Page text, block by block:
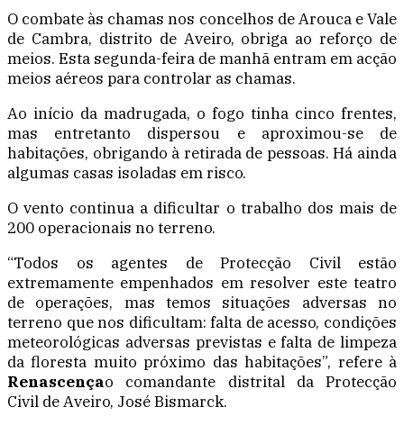
O combate às chamas nos concelhos de Arouca e Vale
de Cambra, distrito de Aveiro, obriga ao reforço de
meios. Esta segunda-feira de manhã entram em acção
meios aéreos para controlar as chamas.
Ao início da madrugada, o fogo tinha cinco frentes,
mas entretanto dispersou e aproximou-se de
habitações, obrigando à retirada de pessoas. Há ainda
algumas casas isoladas em risco.
O vento continua a dificultar o trabalho dos mais de
200 operacionais no terreno.
“Todos os agentes de Protecção Civil estão
extremamente empenhados em resolver este teatro
de operações, mas temos situações adversas no
terreno que nos dificultam: falta de acesso, condições
meteorológicas adversas previstas e falta de limpeza
da floresta muito próximo das habitações”, refere à
Renascençao comandante distrital da Protecção
Civil de Aveiro, José Bismarck.